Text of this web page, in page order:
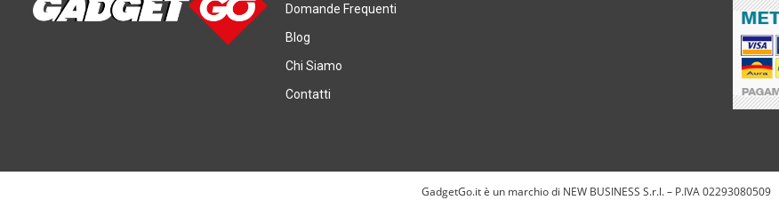
Domande Frequenti
Blog
Chi Siamo
Contatti
GadgetGo.it è un marchio di NEW BUSINESS S.r.l. – P.IVA 02293080509